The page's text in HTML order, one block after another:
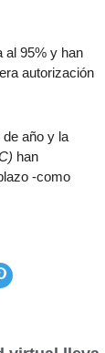
al 95% y han
autorización
año y la
han
-como